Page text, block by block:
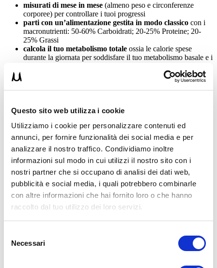
Questo sito web utilizza i cookie
Utilizziamo i cookie per personalizzare contenuti ed
annunci, per fornire funzionalità dei social media e per
analizzare il nostro traffico. Condividiamo inoltre
informazioni sul modo in cui utilizzi il nostro sito con i
nostri partner che si occupano di analisi dei dati web,
pubblicità e social media, i quali potrebbero combinarle
con altre informazioni che hai fornito loro o che hanno
raccolto dal tuo utilizzo dei loro servizi.
delNecessari
misurati di mese in mese (almeno peso e circonferenze
corporee) per controllare i tuoi progressi
parti con un’alimentazione gestita in modo classico con i
macronutrienti: 50-60% Carboidrati; 20-25% Proteine; 20-
25% Grassi
calcola il tuo metabolismo totale ossia le calorie spese
durante la giornata per soddisfare il tuo metabolismo basale e i
rispetto al tuo metabolismo basale
testa l’alimentazione che hai adottato per almeno 4
quello che è successo
aumentato in modo graduale senza incrementare troppo
la componente grassa continua così,se è salita anche la
componente grassa valuta di diminuire leggermente
l’introito calorico
Ulteriori consigli li trovi in questo video corso, che ti invito di
guardare attentamente: